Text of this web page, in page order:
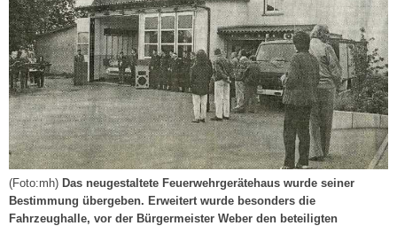
(Foto:mh) Das neugestaltete Feuerwehrgerätehaus wurde seiner
Bestimmung übergeben. Erweitert wurde besonders die
Fahrzeughalle, vor der Bürgermeister Weber den beteiligten